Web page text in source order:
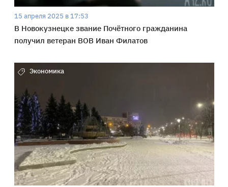
15 апреля 2025 в 17:53
В Новокузнецке звание Почётного гражданина
получил ветеран ВОВ Иван Филатов
Экономика